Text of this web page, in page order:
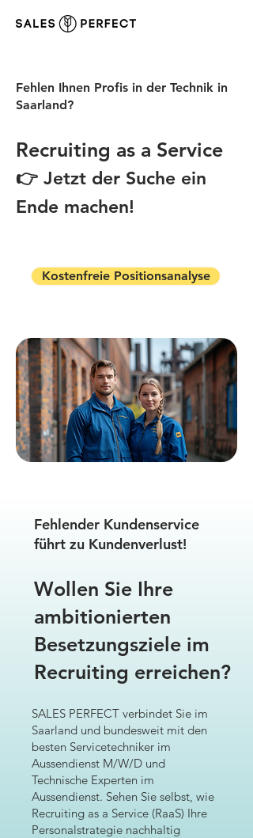
Fehlen Ihnen Profis in der Technik in
Saarland?
Recruiting as a Service
👉 Jetzt der Suche ein
Ende machen!
Kostenfreie Positionsanalyse
Fehlender Kundenservice
führt zu Kundenverlust!
Wollen Sie Ihre
ambitionierten
Besetzungsziele im
Recruiting erreichen?
SALES PERFECT verbindet Sie im
Saarland und bundesweit mit den
besten Servicetechniker im
Aussendienst M/W/D und
Technische Experten im
Aussendienst. Sehen Sie selbst, wie
Recruiting as a Service (RaaS) Ihre
Personalstrategie nachhaltig